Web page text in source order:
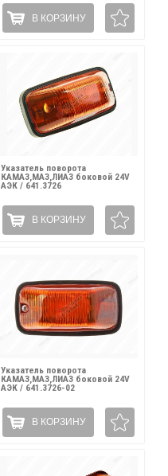
В КОРЗИНУ
Указатель поворота
КАМАЗ,МАЗ,ЛИАЗ боковой 24V
АЭК / 641.3726
В КОРЗИНУ
Указатель поворота
КАМАЗ,МАЗ,ЛИАЗ боковой 24V
АЭК / 641.3726-02
В КОРЗИНУ